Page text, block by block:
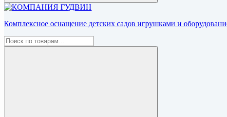
Комплексное оснащение детских садов игрушками и